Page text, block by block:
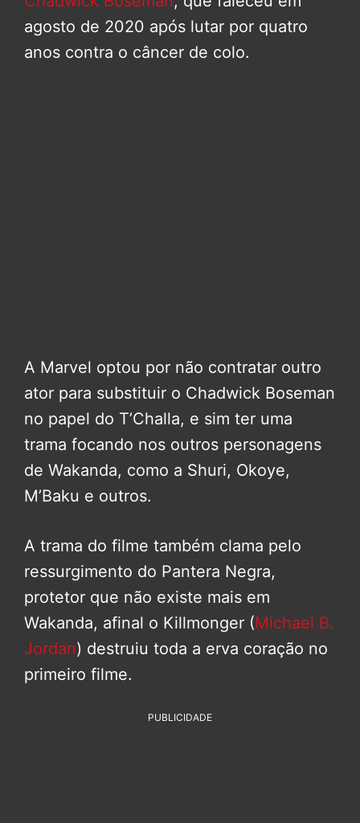
agosto de 2020 após lutar por quatro
anos contra o câncer de colo.
A Marvel optou por não contratar outro
ator para substituir o Chadwick Boseman
no papel do T’Challa, e sim ter uma
trama focando nos outros personagens
de Wakanda, como a Shuri, Okoye,
M’Baku e outros.
A trama do filme também clama pelo
ressurgimento do Pantera Negra,
protetor que não existe mais em
Wakanda, afinal o Killmonger (Michael B.
Jordan) destruiu toda a erva coração no
primeiro filme.
PUBLICIDADE